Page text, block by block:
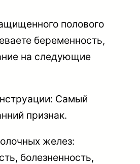
полового
беременность,
на следующие
Самый
признак.
желез:
болезненность,